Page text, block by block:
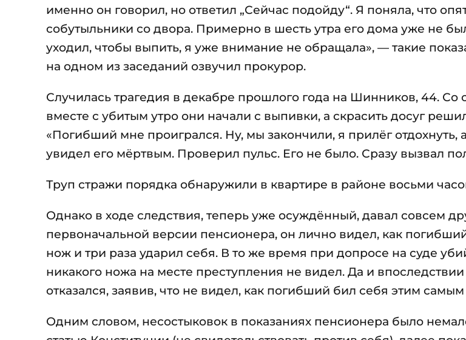
именно он говорил, но ответил „Сейчас подойду“. Я поняла, что
собутыльники со двора. Примерно в шесть утра его дома уже не
уходил, чтобы выпить, я уже внимание не обращала», — такие
на одном из заседаний озвучил прокурор.
Случилась трагедия в декабре прошлого года на Шинников, 44. Со
вместе с убитым утро они начали с выпивки, а скрасить досуг
«Погибший мне проигрался. Ну, мы закончили, я прилёг отдохнуть,
увидел его мёртвым. Проверил пульс. Его не было. Сразу вызвал
Труп стражи порядка обнаружили в квартире в районе восьми
Однако в ходе следствия, теперь уже осуждённый, давал совсем
первоначальной версии пенсионера, он лично видел, как
нож и три раза ударил себя. В то же время при допросе на суде
никакого ножа на месте преступления не видел. Да и впоследствии
отказался, заявив, что не видел, как погибший бил себя этим
Одним словом, несостыковок в показаниях пенсионера было